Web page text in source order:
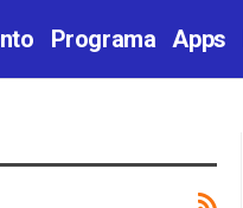
Programa Apps